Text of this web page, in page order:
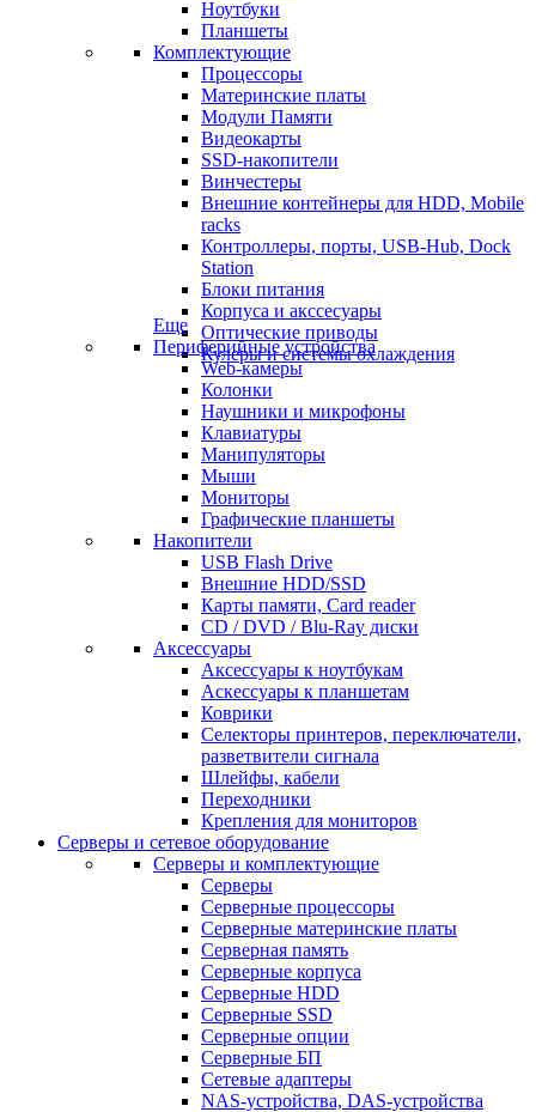
Ноутбуки
Планшеты
Комплектующие
Процессоры
Материнские платы
Модули Памяти
Видеокарты
SSD-накопители
Винчестеры
Внешние контейнеры для HDD, Mobile
racks
Контроллеры, порты, USB-Hub, Dock
Station
Блоки питания
Корпуса и акссесуары
Оптические приводы
Кулеры и системы охлаждения
Еще
Периферийные устройства
Web-камеры
Колонки
Наушники и микрофоны
Клавиатуры
Манипуляторы
Мыши
Мониторы
Графические планшеты
Накопители
USB Flash Drive
Внешние HDD/SSD
Карты памяти, Card reader
CD / DVD / Blu-Ray диски
Аксессуары
Аксессуары к ноутбукам
Аскессуары к планшетам
Коврики
Селекторы принтеров, переключатели,
разветвители сигнала
Шлейфы, кабели
Переходники
Крепления для мониторов
Серверы и сетевое оборудование
Серверы и комплектующие
Серверы
Серверные процессоры
Серверные материнские платы
Серверная память
Серверные корпуса
Серверные HDD
Серверные SSD
Серверные опции
Серверные БП
Сетевые адаптеры
NAS-устройства, DAS-устройства